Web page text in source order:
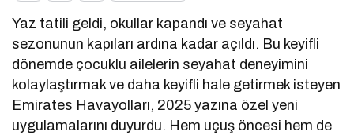
Yaz tatili geldi, okullar kapandı ve seyahat
sezonunun kapıları ardına kadar açıldı. Bu keyifli
dönemde çocuklu ailelerin seyahat deneyimini
kolaylaştırmak ve daha keyifli hale getirmek isteyen
Emirates Havayolları, 2025 yazına özel yeni
uygulamalarını duyurdu. Hem uçuş öncesi hem de